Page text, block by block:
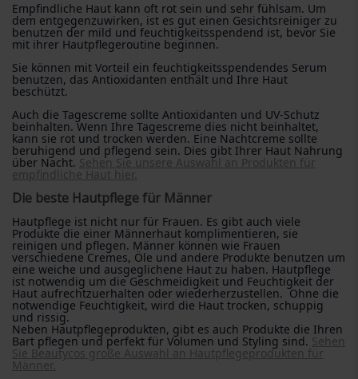
Empfindliche Haut kann oft rot sein und sehr fühlsam. Um
dem entgegenzuwirken, ist es gut einen Gesichtsreiniger zu
benutzen der mild und feuchtigkeitsspendend ist, bevor Sie
mit ihrer Hautpflegeroutine beginnen.
Sie können mit Vorteil ein feuchtigkeitsspendendes Serum
benutzen, das Antioxidanten enthält und Ihre Haut
beschützt.
Auch die Tagescreme sollte Antioxidanten und UV-Schutz
beinhalten. Wenn Ihre Tagescreme dies nicht beinhaltet,
kann sie rot und trocken werden. Eine Nachtcreme sollte
beruhigend und pflegend sein. Dies gibt Ihrer Haut Nahrung
über Nacht. Sehen Sie unsere Auswahl an Produkten für
empfindliche Haut hier.
Die beste Hautpflege für Männer
Hautpflege ist nicht nur für Frauen. Es gibt auch viele
Produkte die einer Männerhaut komplimentieren, sie
reinigen und pflegen. Männer können wie Frauen
verschiedene Cremes, Öle und andere Produkte benutzen um
eine weiche und ausgeglichene Haut zu haben. Hautpflege
ist notwendig um die Geschmeidigkeit und Feuchtigkeit der
Haut aufrechtzuerhalten oder wiederherzustellen. Ohne die
notwendige Feuchtigkeit, wird die Haut trocken, schuppig
und rissig.
Neben Hautpflegeprodukten, gibt es auch Produkte die Ihren
Bart pflegen und perfekt für Volumen und Styling sind. Sehen
Sie Beautycos große Auswahl an Hautpflegeprodukten für
Männer.